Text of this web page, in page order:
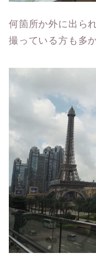
何箇所か外に出ら
撮っている方も多